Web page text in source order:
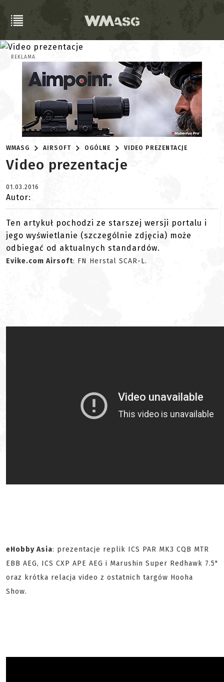
REKLAMA
WMASG AIRSOFT OGÓLNE VIDEO PREZENTACJE
Video prezentacje
01.03.2016
Autor:
Ten artykuł pochodzi ze starszej wersji portalu i
jego wyświetlanie (szczególnie zdjęcia) może
odbiegać od aktualnych standardów.
Evike.com Airsoft: FN Herstal SCAR-L.
eHobby Asia: prezentacje replik ICS PAR MK3 CQB MTR
EBB AEG, ICS CXP APE AEG i Marushin Super Redhawk 7.5"
oraz krótka relacja video z ostatnich targów Hooha
Show.